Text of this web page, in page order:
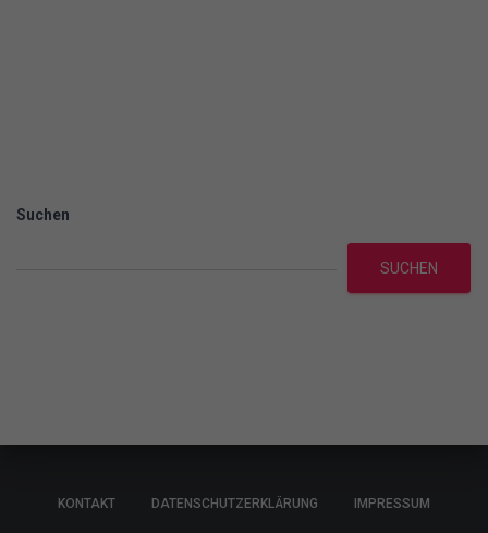
Suchen
SUCHEN
KONTAKT DATENSCHUTZERKLÄRUNG IMPRESSUM